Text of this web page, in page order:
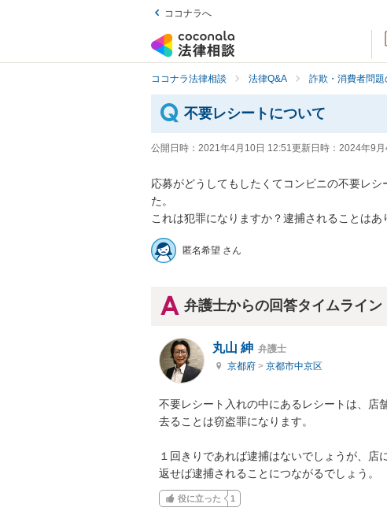
ココナラへ
ココナラ法律相談 法律Q&A 詐欺・消費者問題
不要レシートについて
公開日時： 2021年4月10日 12:51更新日時： 2024年9
応募がどうしてもしたくてコンビニの不要レ
た。
これは犯罪になりますか？逮捕されることはあ
匿名希望 さん
弁護士からの回答タイムライン
丸山 紳 弁護士
京都府 > 京都市中京区
不要レシート入れの中にあるレシートは、店
去ることは窃盗罪になります。
１回きりであれば逮捕はないでしょうが、店
返せば逮捕されることにつながるでしょう。
役に立った 1